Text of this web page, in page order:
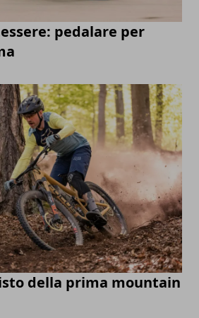
pedalare per
della prima mountain